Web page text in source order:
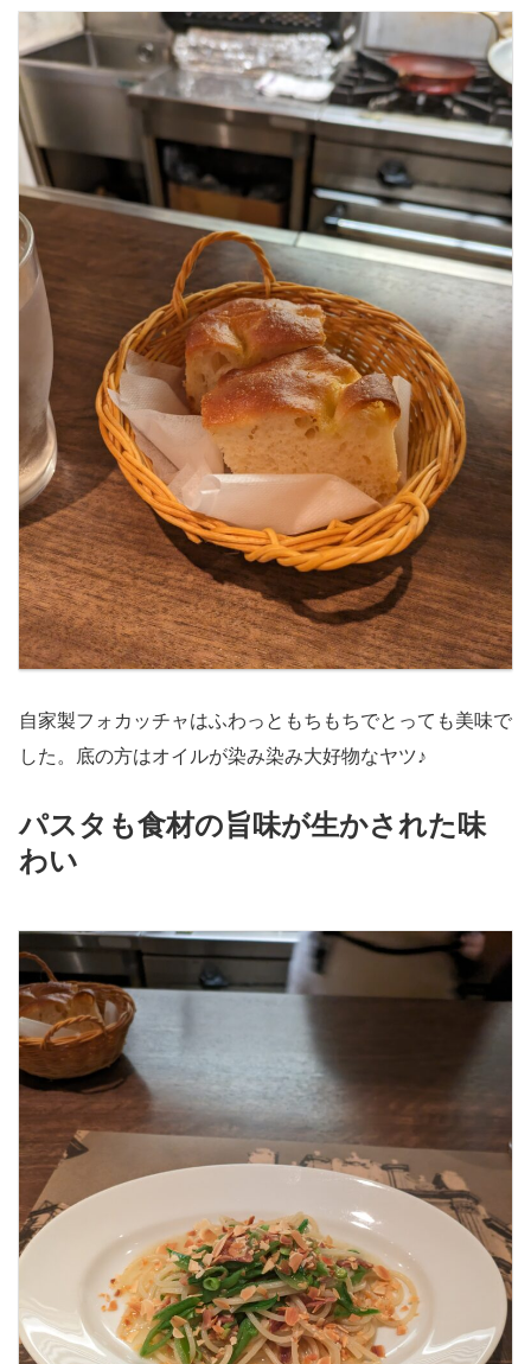
自家製フォカッチャはふわっともちもちでとっても美味で
した。底の方はオイルが染み染み大好物なヤツ♪
パスタも食材の旨味が生かされた味
わい